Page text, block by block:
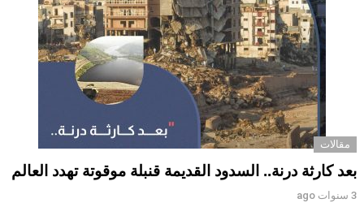
مقالات
بعد كارثة درنة.. السدود القديمة قنبلة موقوتة تهدد العالم
3 سنوات ago